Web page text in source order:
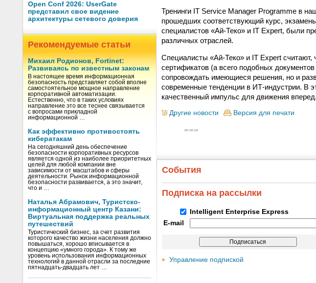
Open Conf 2026: UserGate
представил свое видение
архитектуры сетевого доверия
Рекомендуемые статьи
Михаил Родионов, Fortinet:
Развиваясь по известным законам
В настоящее время информационная
безопасность представляет собой вполне
самостоятельное мощное направление
корпоративной автоматизации.
Естественно, что в таких условиях
направление это все теснее связывается
с вопросами прикладной
информационной …
Как эффективно противостоять
кибератакам
На сегодняшний день обеспечение
безопасности корпоративных ресурсов
является одной из наиболее приоритетных
целей для любой компании вне
зависимости от масштабов и сферы
деятельности. Рынок информационной
безопасности развивается, а это значит,
что и …
Наталья Абрамович, Туристско-
информационный центр Казани:
Виртуальная поддержка реальных
путешествий
Туристический бизнес, за счет развития
которого качество жизни населения должно
повышаться, хорошо вписывается в
концепцию «умного города». К тому же
уровень использования информационных
технологий в данной отрасли за последние
пятнадцать-двадцать лет …
Тренинги IT Service Manager Programme в
прошедших соответствующий курс,
специалистов «Ай-Теко» и IT Expert, были
различных отраслей.
Специалисты «Ай-Теко» и IT Expert
сертификатов (а всего подобных
сопровождать имеющиеся решения, но и
современные тенденции в ИТ-индустрии. В
качественный импульс для движения вперед.
Другие новости Версия для печати
События
Подписка на рассылки
Intelligent Enterprise Express
E-mail
Управление подпиской